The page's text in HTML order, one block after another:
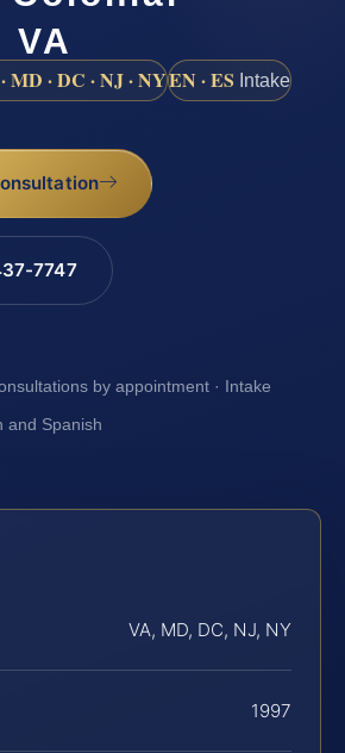
VA
MD · DC · NJ · NYEN · ES Intake
7747
by appointment · Intake
and Spanish
VA, MD, DC, NJ, NY
1997